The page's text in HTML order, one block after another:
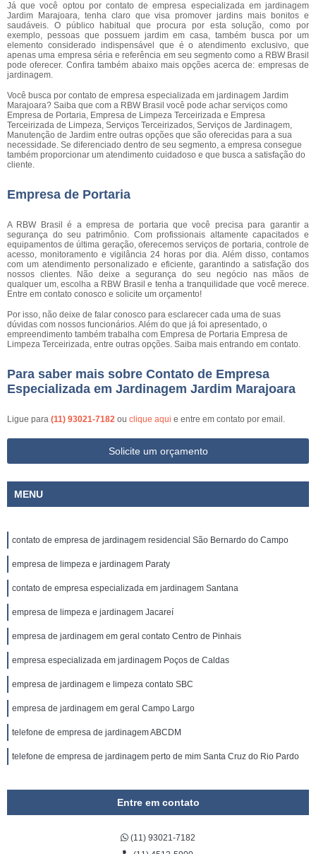
Já que você optou por contato de empresa especializada em jardinagem
Jardim Marajoara, tenha claro que visa promover jardins mais bonitos e
saudáveis. O público habitual que procura por esta solução, como por
exemplo, pessoas que possuem jardim em casa, também busca por um
elemento considerado indispensável que é o atendimento exclusivo, que
apenas uma empresa séria e referência em seu segmento como a RBW Brasil
pode oferecer. Confira também abaixo mais opções acerca de: empresas de
jardinagem.
Você busca por contato de empresa especializada em jardinagem Jardim
Marajoara? Saiba que com a RBW Brasil você pode achar serviços como
Empresa de Portaria, Empresa de Limpeza Terceirizada e Empresa
Terceirizada de Limpeza, Serviços Terceirizados, Serviços de Jardinagem,
Manutenção de Jardim entre outras opções que são oferecidas para a sua
necessidade. Se diferenciado dentro de seu segmento, a empresa consegue
também proporcionar um atendimento cuidadoso e que busca a satisfação do
cliente.
Empresa de Portaria
A RBW Brasil é a empresa de portaria que você precisa para garantir a
segurança do seu patrimônio. Com profissionais altamente capacitados e
equipamentos de última geração, oferecemos serviços de portaria, controle de
acesso, monitoramento e vigilância 24 horas por dia. Além disso, contamos
com um atendimento personalizado e eficiente, garantindo a satisfação dos
nossos clientes. Não deixe a segurança do seu negócio nas mãos de
qualquer um, escolha a RBW Brasil e tenha a tranquilidade que você merece.
Entre em contato conosco e solicite um orçamento!
Por isso, não deixe de falar conosco para esclarecer cada uma de suas
dúvidas com nossos funcionários. Além do que já foi apresentado, o
empreendimento também trabalha com Empresa de Portaria Empresa de
Limpeza Terceirizada, entre outras opções. Saiba mais entrando em contato.
Para saber mais sobre Contato de Empresa
Especializada em Jardinagem Jardim Marajoara
Ligue para (11) 93021-7182 ou clique aqui e entre em contato por email.
Solicite um orçamento
MENU
contato de empresa de jardinagem residencial São Bernardo do Campo
empresa de limpeza e jardinagem Paraty
contato de empresa especializada em jardinagem Santana
empresa de limpeza e jardinagem Jacareí
empresa de jardinagem em geral contato Centro de Pinhais
empresa especializada em jardinagem Poços de Caldas
empresa de jardinagem e limpeza contato SBC
empresa de jardinagem em geral Campo Largo
telefone de empresa de jardinagem ABCDM
telefone de empresa de jardinagem perto de mim Santa Cruz do Rio Pardo
Entre em contato
(11) 93021-7182